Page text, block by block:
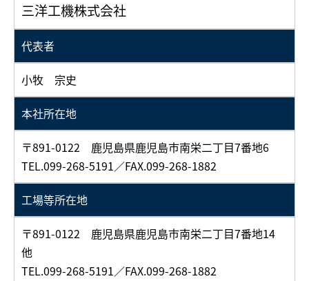
三洋工機株式会社
代表者
小牧 宗史
本社所在地
〒891-0122 鹿児島県鹿児島市南栄二丁目7番地6
TEL.099-268-5191／FAX.099-268-1882
工場等所在地
〒891-0122 鹿児島県鹿児島市南栄二丁目7番地14
他
TEL.099-268-5191／FAX.099-268-1882